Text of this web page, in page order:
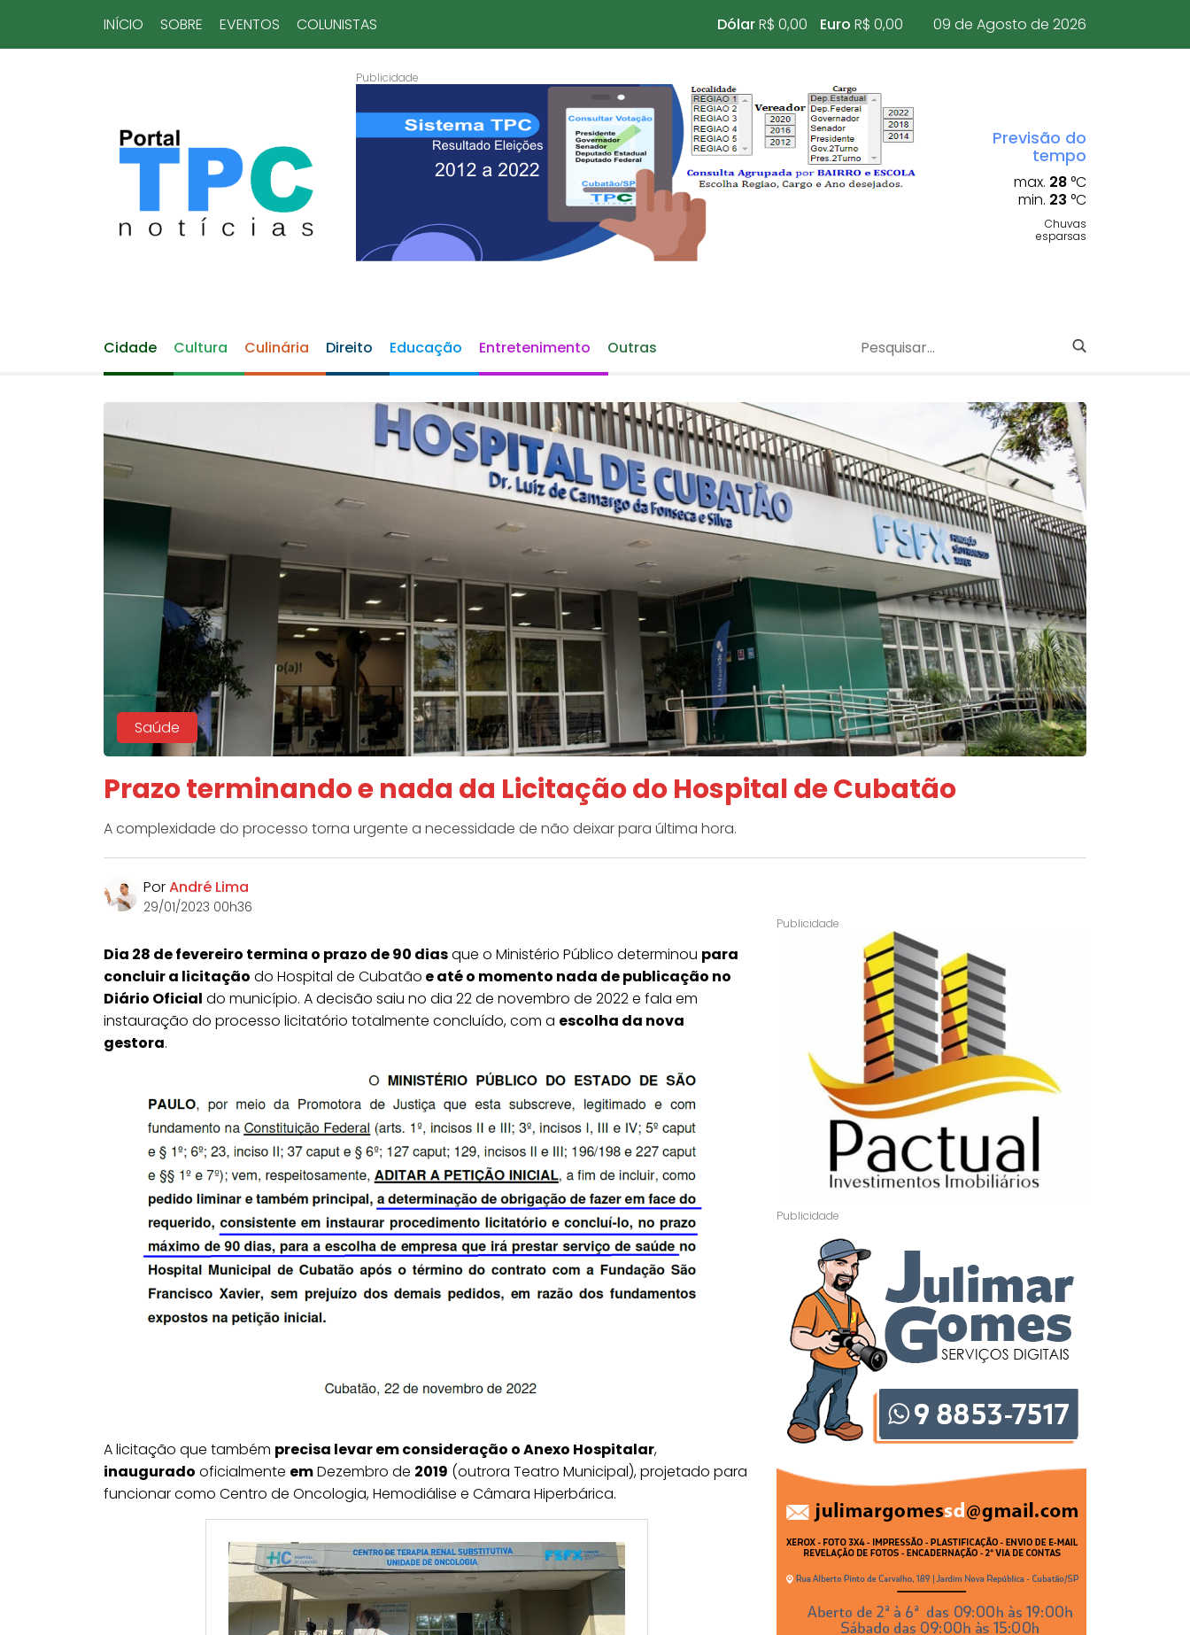
INÍCIO SOBRE EVENTOS COLUNISTAS DólarR$ 0,00 Euro R$ 0,00 09 de Agosto de 2026
Previsão do
tempo
max. 28 °C
min. 23 °C
Chuvas
esparsas
Cidade Cultura Culinária Direito Educação Entretenimento Outras
Saúde
Prazo terminando e nada da Licitação do Hospital de Cubatão
A complexidade do processo torna urgente a necessidade de não deixar para última hora.
PorAndré Lima
29/01/2023 00h36
Dia 28 de fevereiro termina o prazo de 90 diasque o Ministério Público determinou para
concluir a licitação do Hospital de Cubatão eaté o momento nada de publicação no
Diário Oficial do município. A decisão saiu no dia 22 de novembro de 2022 e fala em
instauração do processo licitatório totalmente concluído, com a escolha da nova
gestora.
A licitação que também precisa levar em consideração o Anexo Hospitalar,
inaugurado oficialmente emDezembro de 2019 (outrora Teatro Municipal), projetado para
funcionar como Centro de Oncologia, Hemodiálise e Câmara Hiperbárica.